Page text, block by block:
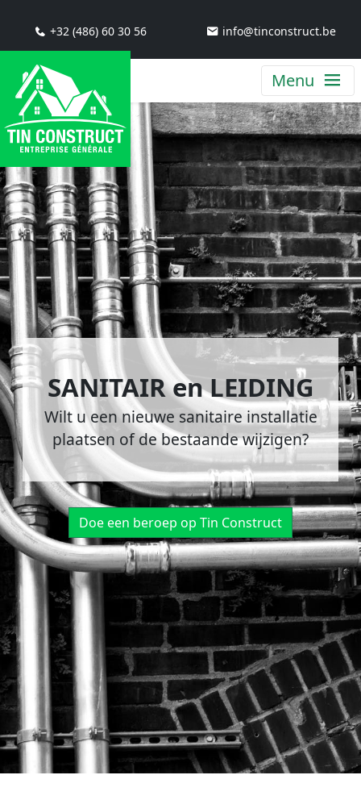
+32 (486) 60 30 56 info@tinconstruct.be
Menu
SANITAIR en LEIDING
Wilt u een nieuwe sanitaire installatie
plaatsen of de bestaande wijzigen?
Doe een beroep op Tin Construct